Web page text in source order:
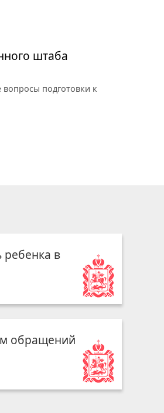
штаба
подготовки к
ребенка в
обращений